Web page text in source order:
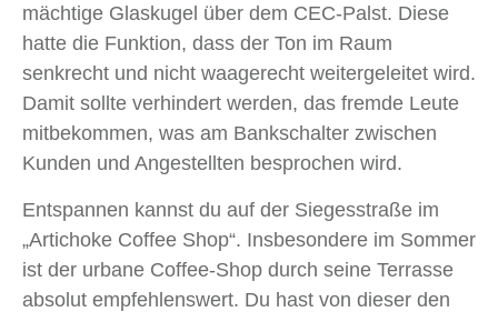
mächtige Glaskugel über dem CEC-Palst. Diese
hatte die Funktion, dass der Ton im Raum
senkrecht und nicht waagerecht weitergeleitet wird.
Damit sollte verhindert werden, das fremde Leute
mitbekommen, was am Bankschalter zwischen
Kunden und Angestellten besprochen wird.
Entspannen kannst du auf der Siegesstraße im
„Artichoke Coffee Shop“. Insbesondere im Sommer
ist der urbane Coffee-Shop durch seine Terrasse
absolut empfehlenswert. Du hast von dieser den